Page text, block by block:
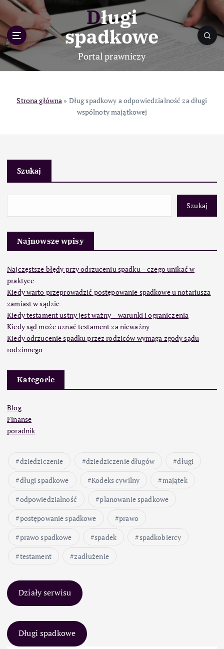
p
o
c
Długi
spadkowe
Portal prawniczy
Strona główna » Dług spadkowy a odpowiedzialność za długi
wspólnoty majątkowej
Szukaj
Szukaj
Najnowsze wpisy
Najczęstsze błędy przy odrzuceniu spadku – czego unikać w
praktyce
Kiedy warto przeprowadzić postępowanie spadkowe u notariusza
zamiast w sądzie
Kiedy testament ustny jest ważny – warunki i ograniczenia
Kiedy sąd może uznać testament za nieważny
Kiedy odrzucenie spadku przez rodziców wymaga zgody sądu
rodzinnego
Kategorie
Blog
Finanse
poradnik
dziedziczenie dziedziczenie długów
długi
długi spadkowe
Kodeks cywilny
majątek
odpowiedzialność
planowanie spadkowe
postępowanie spadkowe
prawo
prawo spadkowe
spadek
spadkobiercy
testament
zadłużenie
Działy serwisu
Długi spadkowe